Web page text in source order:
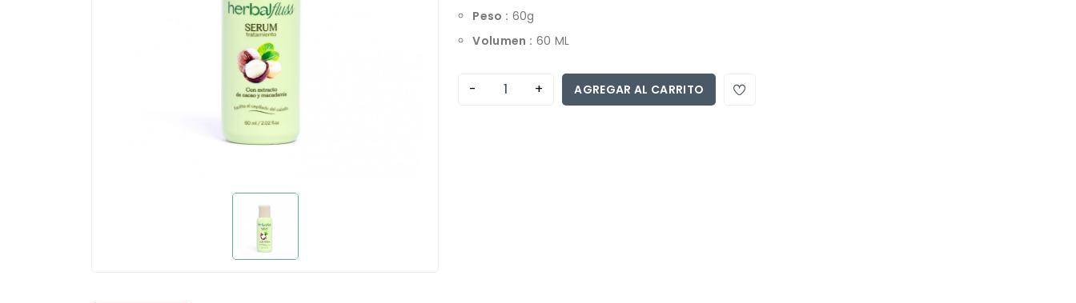
Peso : 60g
Volumen : 60 ML
- + AGREGAR AL CARRITO